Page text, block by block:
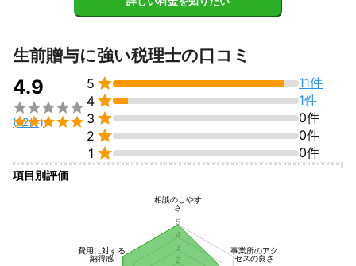
生前贈与に強い税理士の口コミ
4.9


(12件)
5 
11件
4 
1件
3 
0件
2 
0件
1  0件
項目別評価
相談のしやす
さ
事業所のアク
セスの良さ
費用に対する
納得感
2
3
4
5